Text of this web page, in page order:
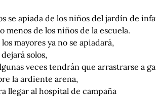
se apiada de los niños del jardín de
menos de los niños de la escuela.
los mayores ya no se apiadará,
solos,
veces tendrán que arrastrarse a
la ardiente arena,
llegar al hospital de campaña